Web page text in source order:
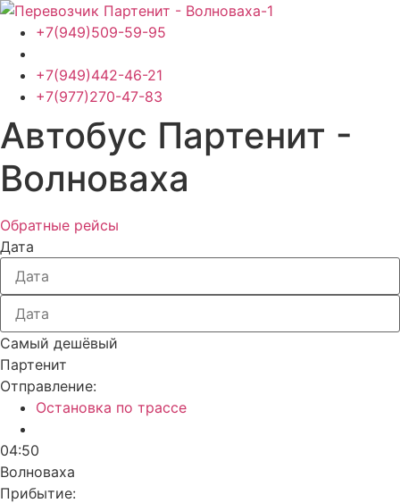
Перейти
содержимому
+7(949)509-59-95
+7(949)442-46-21
+7(977)270-47-83
Автобус Партенит -
Волноваха
Обратные рейсы
Дата
Самый дешёвый
Партенит
Отправление:
Остановка по трассе
04:50
Волноваха
Прибытие: